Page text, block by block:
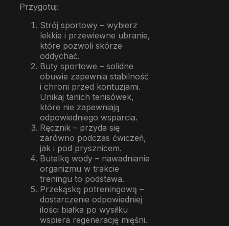
Przygotuj:
Strój sportowy – wybierz
lekkie i przewiewne ubranie,
które pozwoli skórze
oddychać.
Buty sportowe – solidne
obuwie zapewnia stabilność
i chroni przed kontuzjami.
Unikaj tanich tenisówek,
które nie zapewniają
odpowiedniego wsparcia.
Ręcznik – przyda się
zarówno podczas ćwiczeń,
jak i pod prysznicem.
Butelkę wody – nawadnianie
organizmu w trakcie
treningu to podstawa.
Przekąskę potreningową –
dostarczenie odpowiedniej
ilości białka po wysiłku
wspiera regenerację mięśni.